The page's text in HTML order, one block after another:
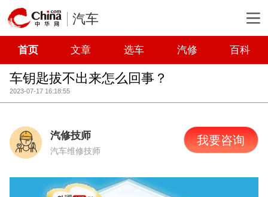
汽车
首页 文章 选车 汽修 百科
车钥匙拔不出来怎么回事？
2023-07-17 16:18:55
汽修技师
汽车维修技师
我要咨询